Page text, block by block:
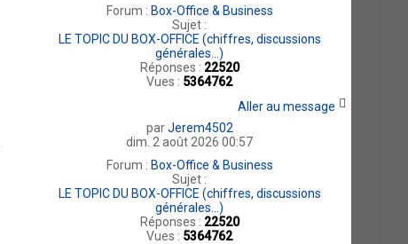
Forum : Box-Office & Business
Sujet :
LE TOPIC DU BOX-OFFICE (chiffres, discussions
générales...)
Réponses : 22520
Vues : 5364762
Aller au message
parJerem4502
dim. 2 août 2026 00:57
Forum : Box-Office & Business
Sujet :
LE TOPIC DU BOX-OFFICE (chiffres, discussions
générales...)
Réponses : 22520
Vues : 5364762